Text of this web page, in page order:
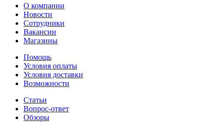
О компании
Новости
Сотрудники
Вакансии
Магазины
Помощь
Условия оплаты
Условия доставки
Возможности
Статьи
Вопрос-ответ
Обзоры